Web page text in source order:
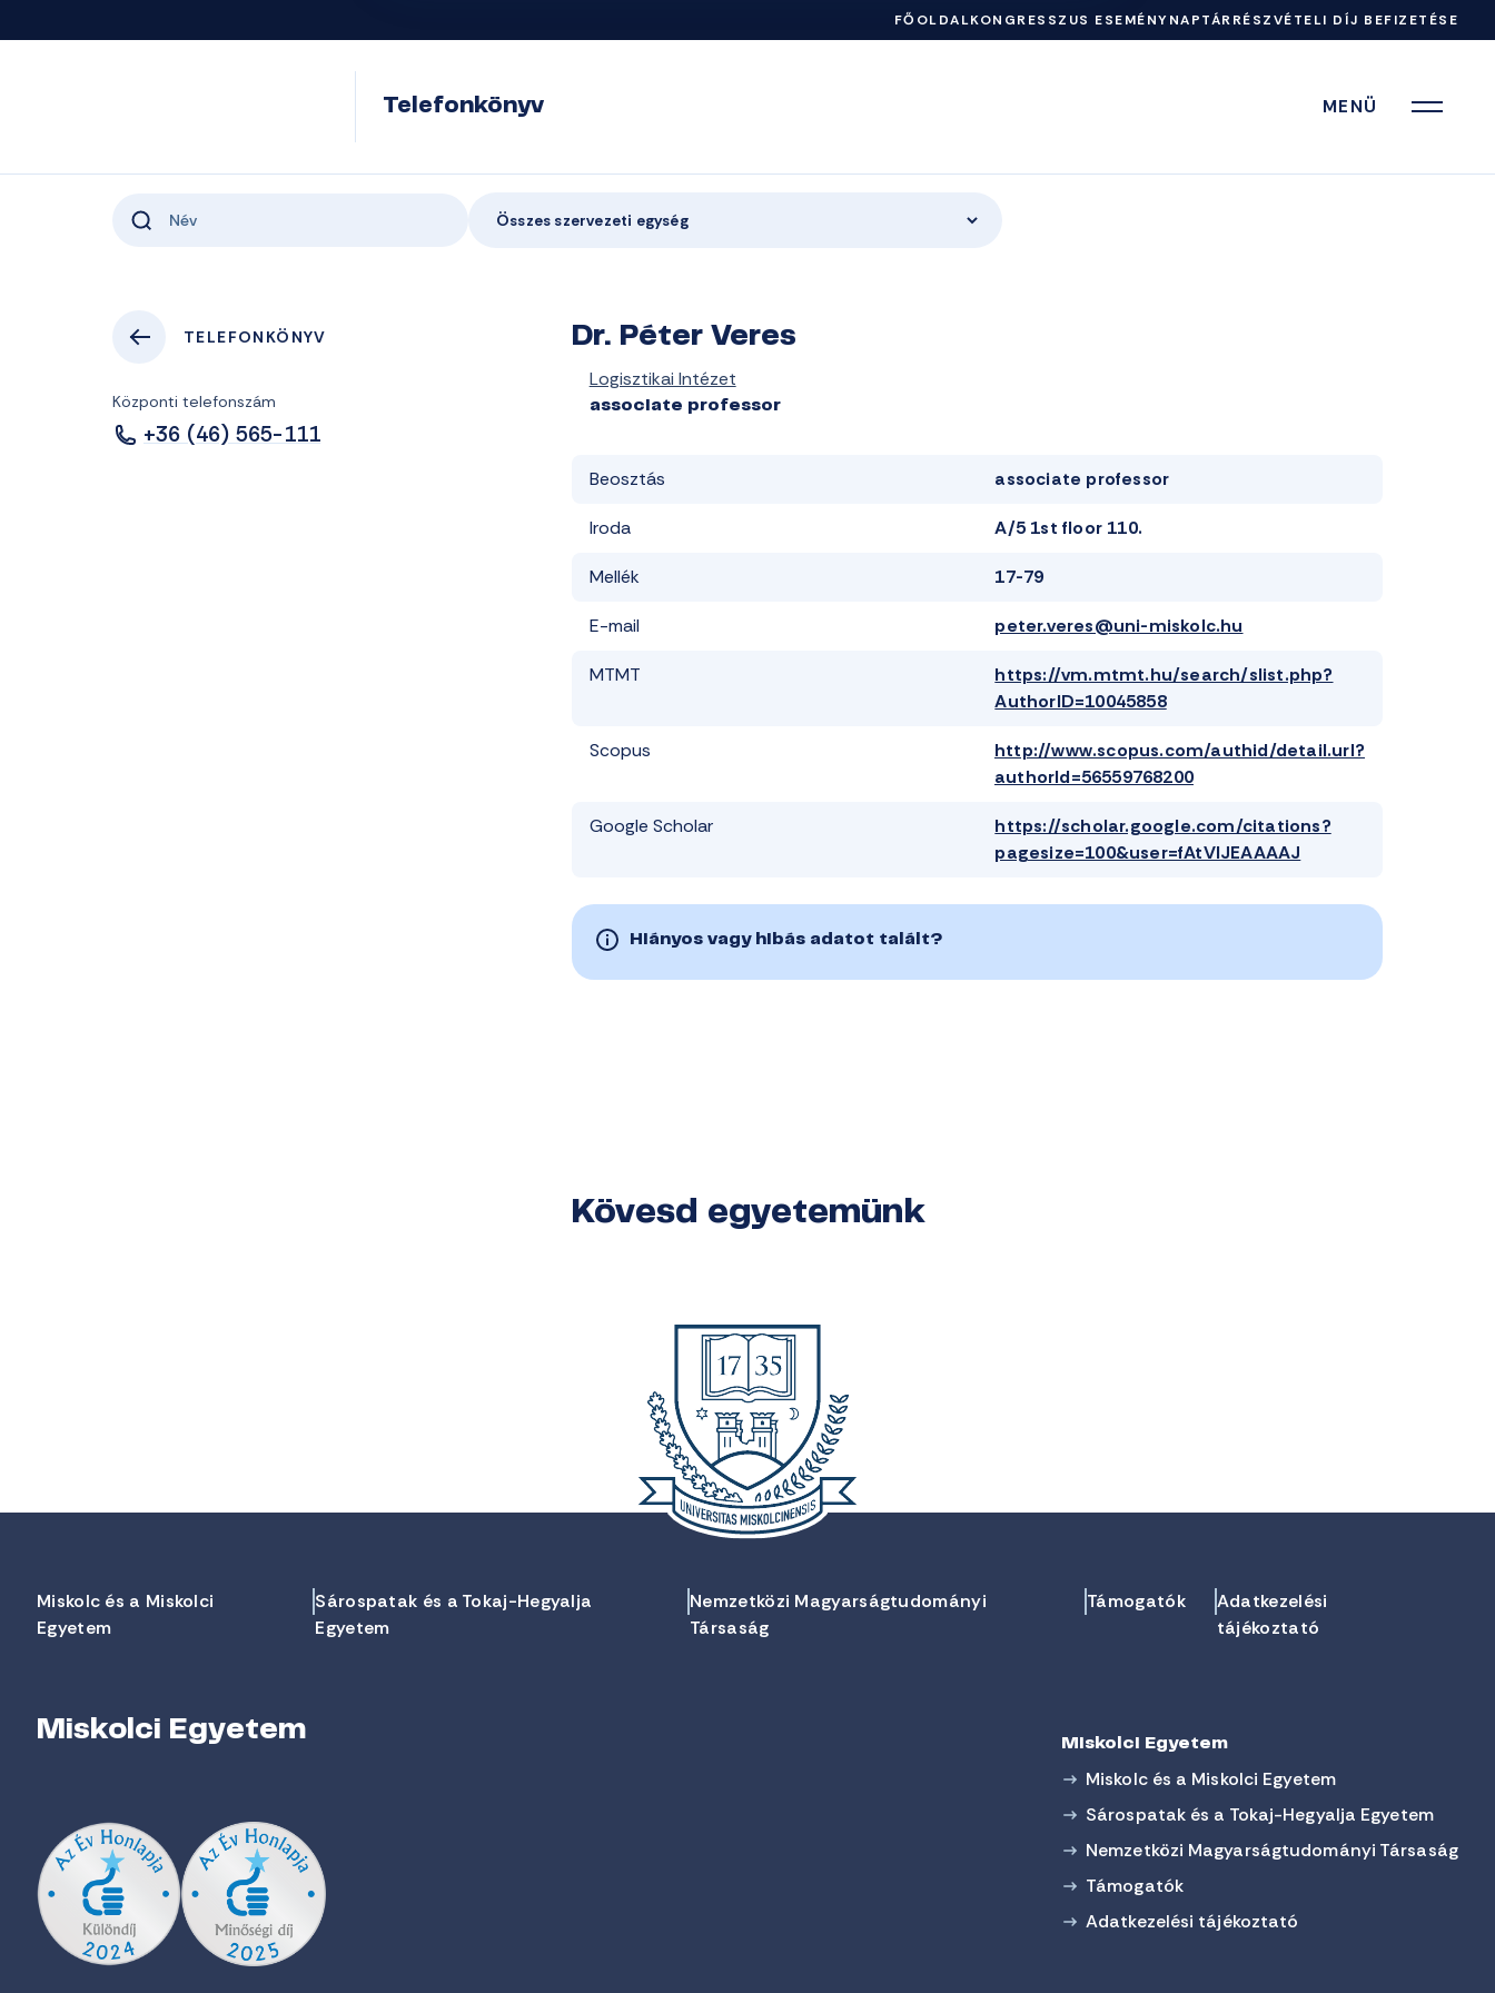
FŐOLDALKONGRESSZUS ESEMÉNYNAPTÁRRÉSZVÉTELI DÍJ BEFIZETÉSE
Telefonkönyv MENÜ
Összes szervezeti egység
TELEFONKÖNYV
Központi telefonszám
+36 (46) 565-111
Dr. Péter Veres
Logisztikai Intézet
associate professor
Beosztás associate professor
Iroda A/5 1st floor 110.
Mellék 17-79
E-mail peter.veres@uni-miskolc.hu
MTMT
https://vm.mtmt.hu/search/slist.php?
AuthorID=10045858
Scopus
http://www.scopus.com/authid/detail.url?
authorId=56559768200
Google Scholar
https://scholar.google.com/citations?
pagesize=100&user=fAtVlJEAAAAJ
Hiányos vagy hibás adatot talált?
Kövesd egyetemünk
Miskolc és a Miskolci
Egyetem
Sárospatak és a Tokaj-Hegyalja
Egyetem
Nemzetközi Magyarságtudományi
Társaság
Támogatók
Adatkezelési
tájékoztató
Miskolci Egyetem Miskolci Egyetem
Miskolc és a Miskolci Egyetem
Sárospatak és a Tokaj-Hegyalja Egyetem
Nemzetközi Magyarságtudományi Társaság
Támogatók
Adatkezelési tájékoztató